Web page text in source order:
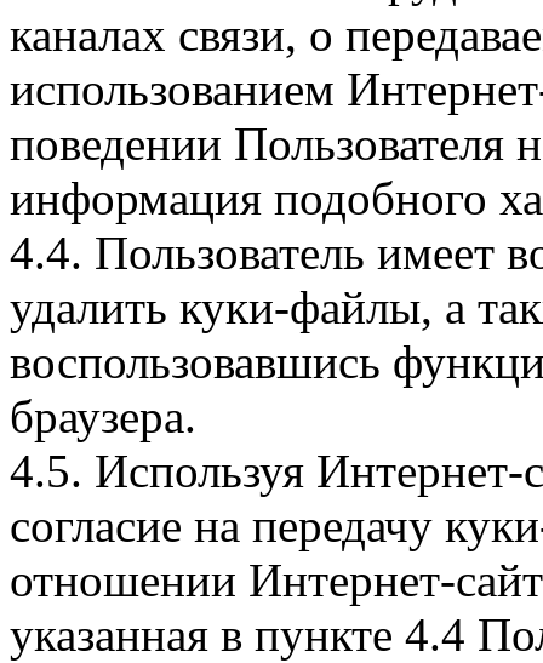
каналах связи, о
использованием
поведении Пользователя
информация подобного
4.4. Пользователь имеет
удалить куки-файлы, а
воспользовавшись
браузера.
4.5. Используя Интернет-
согласие на передачу
отношении Интернет-
указанная в пункте 4.4